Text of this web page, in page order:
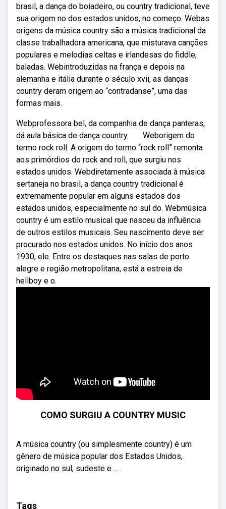
brasil, a dança do boiadeiro, ou country tradicional, teve
sua origem no dos estados unidos, no começo. Webas
origens da música country são a música tradicional da
classe trabalhadora americana, que misturava canções
populares e melodias celtas e irlandesas do fiddle,
baladas. Webintroduzidas na frança e depois na
alemanha e itália durante o século xvii, as danças
country deram origem ao “contradanse”, uma das
formas mais.
Webprofessora bel, da companhia de dança panteras,
dá aula básica de dança country. ‌ ‌ ‌ ‌ ‌ ‌ Weborigem do
termo rock roll. A origem do termo “rock roll” remonta
aos primórdios do rock and roll, que surgiu nos
estados unidos. Webdiretamente associada à música
sertaneja no brasil, a dança country tradicional é
extremamente popular em alguns estados dos
estados unidos, especialmente no sul do. Webmúsica
country é um estilo musical que nasceu da influência
de outros estilos musicais. Seu nascimento deve ser
procurado nos estados unidos. No início dos anos
1930, ele. Entre os destaques nas salas de porto
alegre e região metropolitana, está a estreia de
hellboy e o.
COMO SURGIU A COUNTRY MUSIC
A música country (ou simplesmente country) é um
gênero de música popular dos Estados Unidos,
originado no sul, sudeste e ...
Tags